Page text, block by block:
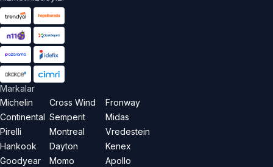
Markalar
Michelin
Continental
Pirelli
Hankook
Goodyear
Cross Wind
Semperit
Montreal
Dayton
Momo
Fronway
Midas
Vredestein
Kenex
Apollo